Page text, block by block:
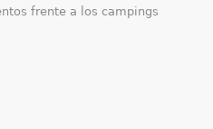
frente a los campings